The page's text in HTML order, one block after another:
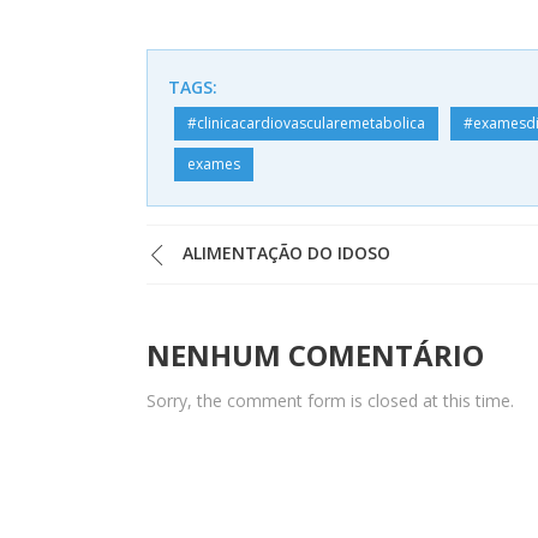
TAGS:
#clinicacardiovascularemetabolica
exames
ALIMENTAÇÃO DO IDOSO
NENHUM COMENTÁRIO
Sorry, the comment form is closed at this time.